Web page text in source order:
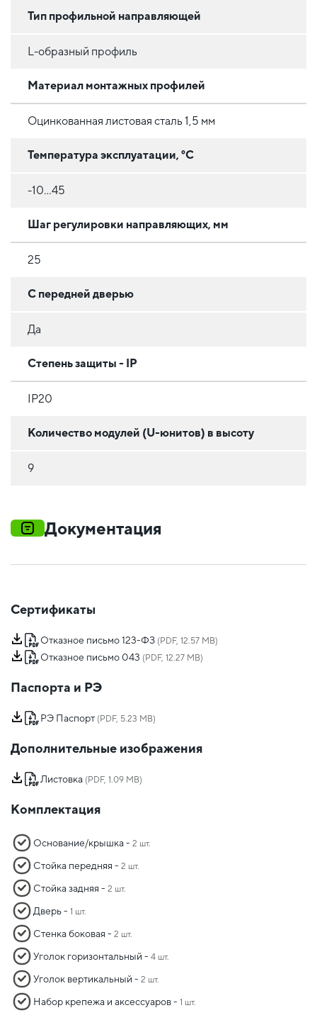
Тип профильной направляющей
L-образный профиль
Материал монтажных профилей
Оцинкованная листовая сталь 1,5 мм
Температура эксплуатации, °C
-10...45
Шаг регулировки направляющих, мм
25
С передней дверью
Да
Степень защиты - IP
IP20
Количество модулей (U-юнитов) в высоту
9
Документация
Сертификаты
Отказное письмо 123-ФЗ (PDF, 12.57 MB)
Отказное письмо 043 (PDF, 12.27 MB)
Паспорта и РЭ
РЭ Паспорт (PDF, 5.23 MB)
Дополнительные изображения
Листовка (PDF, 1.09 MB)
Комплектация
Основание/крышка - 2 шт.
Стойка передняя - 2 шт.
Стойка задняя - 2 шт.
Дверь - 1 шт.
Стенка боковая - 2 шт.
Уголок горизонтальный - 4 шт.
Уголок вертикальный - 2 шт.
Набор крепежа и аксессуаров - 1 шт.